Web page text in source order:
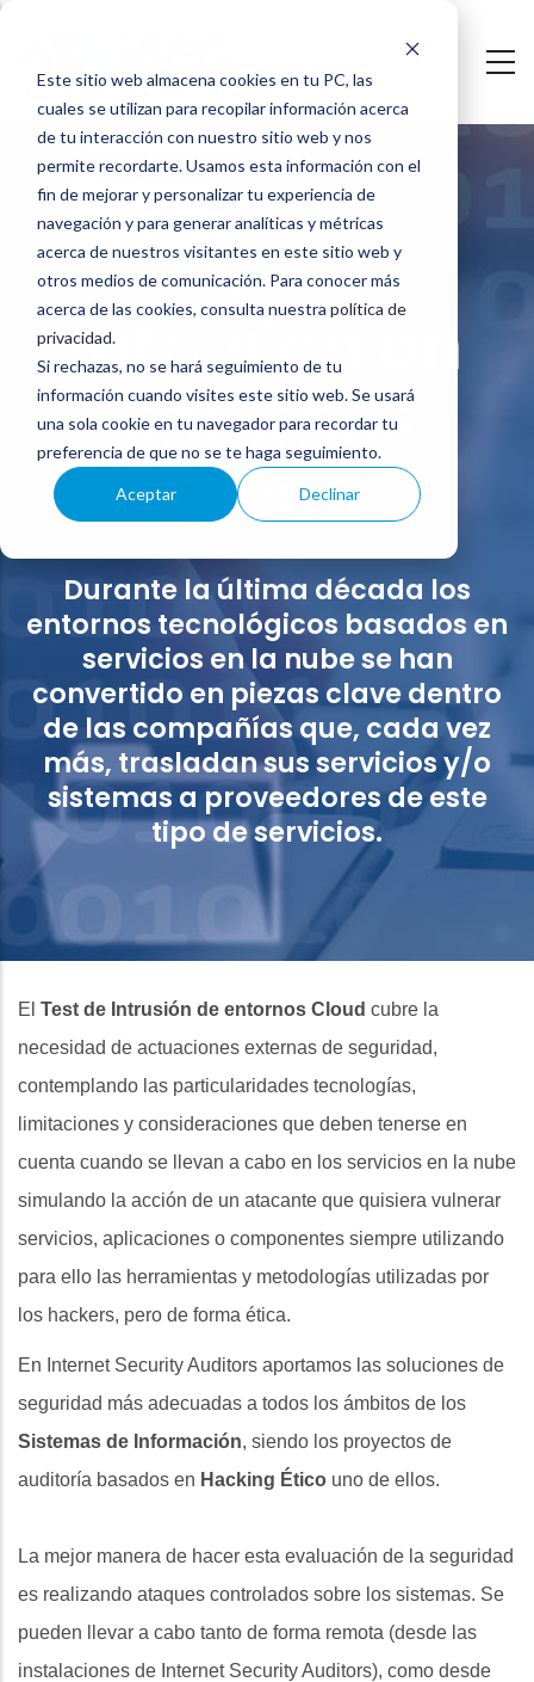
Este sitio web almacena cookies en tu PC, las
cuales se utilizan para recopilar información acerca
de tu interacción con nuestro sitio web y nos
permite recordarte. Usamos esta información con el
fin de mejorar y personalizar tu experiencia de
navegación y para generar analíticas y métricas
acerca de nuestros visitantes en este sitio web y
otros medios de comunicación. Para conocer más
acerca de las cookies, consulta nuestra política de
privacidad.
Si rechazas, no se hará seguimiento de tu
información cuando visites este sitio web. Se usará
una sola cookie en tu navegador para recordar tu
preferencia de que no se te haga seguimiento.
Aceptar Declinar
principal
Test
de
Intrusión
en
entornos
Cloud
Test de
Intrusión en
entornos
Cloud
Durante la última década los
entornos tecnológicos basados en
servicios en la nube se han
convertido en piezas clave dentro
de las compañías que, cada vez
más, trasladan sus servicios y/o
sistemas a proveedores de este
tipo de servicios.
El Test de Intrusión de entornos Cloud cubre la
necesidad de actuaciones externas de seguridad,
contemplando las particularidades tecnologías,
limitaciones y consideraciones que deben tenerse en
cuenta cuando se llevan a cabo en los servicios en la nube
simulando la acción de un atacante que quisiera vulnerar
servicios, aplicaciones o componentes siempre utilizando
para ello las herramientas y metodologías utilizadas por
los hackers, pero de forma ética.
En Internet Security Auditors aportamos las soluciones de
seguridad más adecuadas a todos los ámbitos de los
Sistemas de Información, siendo los proyectos de
auditoría basados en Hacking Ético uno de ellos.
La mejor manera de hacer esta evaluación de la seguridad
es realizando ataques controlados sobre los sistemas. Se
pueden llevar a cabo tanto de forma remota (desde las
instalaciones de Internet Security Auditors), como desde